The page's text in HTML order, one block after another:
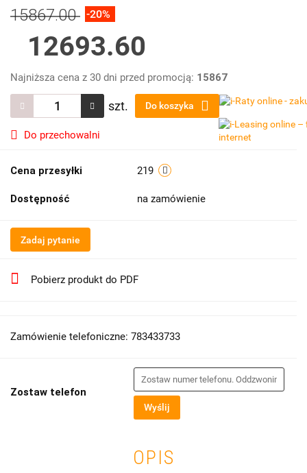
15867.00 -20%
12693.60
Najniższa cena z 30 dni przed promocją: 15867
szt. Do koszyka
Do przechowalni
Cena przesyłki 219
Dostępność na zamówienie
Zadaj pytanie
Pobierz produkt do PDF
Zamówienie telefoniczne: 783433733
Zostaw telefon
Wyślij
OPIS